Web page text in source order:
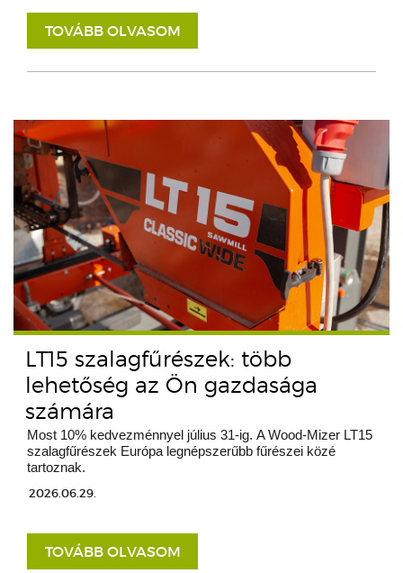
TOVÁBB OLVASOM
LT15 szalagfűrészek: több
lehetőség az Ön gazdasága
számára
Most 10% kedvezménnyel július 31-ig. A Wood-Mizer LT15
szalagfűrészek Európa legnépszerűbb fűrészei közé
tartoznak.
2026.06.29.
TOVÁBB OLVASOM